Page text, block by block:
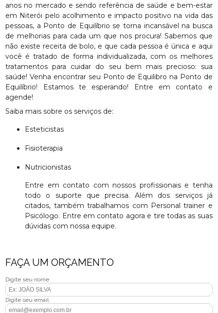
anos no mercado e sendo referência de saúde e bem-estar
em Niterói pelo acolhimento e impacto positivo na vida das
pessoas, a Ponto de Equilíbrio se torna incansável na busca
de melhorias para cada um que nos procura! Sabemos que
não existe receita de bolo, e que cada pessoa é única e aqui
você é tratado de forma individualizada, com os melhores
tratamentos para cuidar do seu bem mais precioso: sua
saúde! Venha encontrar seu Ponto de Equilibro na Ponto de
Equilíbrio! Estamos te esperando! Entre em contato e
agende!
Saiba mais sobre os serviços de:
Esteticistas
Fisioterapia
Nutricionistas
Entre em contato com nossos profissionais e tenha
todo o suporte que precisa. Além dos serviços já
citados, também trabalhamos com Personal trainer e
Psicólogo. Entre em contato agora e tire todas as suas
dúvidas com nossa equipe.
FAÇA UM ORÇAMENTO
Digite seu nome
Digite seu email